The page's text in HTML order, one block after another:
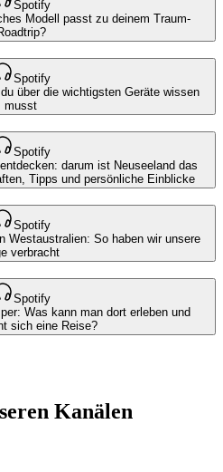
Spotify
Modell passt zu deinem Traum-
Spotify
über die wichtigsten Geräte wissen
musst
Spotify
darum ist Neuseeland das
Tipps und persönliche Einblicke
Spotify
Westaustralien: So haben wir unsere
verbracht
Spotify
Was kann man dort erleben und
sich eine Reise?
Kanälen